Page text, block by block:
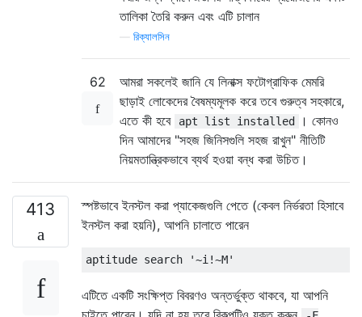
তালিকা তৈরি করুন এবং এটি চালান
রিক্যালসিন
62
আমরা সকলেই জানি যে লিনাক্স ফটোগ্রাফিক মেমরি
ছাড়াই লোকেদের বৈষম্যমূলক করে তবে গুরুত্ব সহকারে,
এতে কী হবে
apt list installed
। কোনও
দিন আমাদের "সহজ জিনিসগুলি সহজ রাখুন" নীতিটি
নিয়মতান্ত্রিকভাবে ব্যর্থ হওয়া বন্ধ করা উচিত।
413
স্পষ্টভাবে ইনস্টল করা প্যাকেজগুলি পেতে (কেবল নির্ভরতা হিসাবে
ইনস্টল করা হয়নি), আপনি চালাতে পারেন
এটিতে একটি সংক্ষিপ্ত বিবরণও অন্তর্ভুক্ত থাকবে, যা আপনি